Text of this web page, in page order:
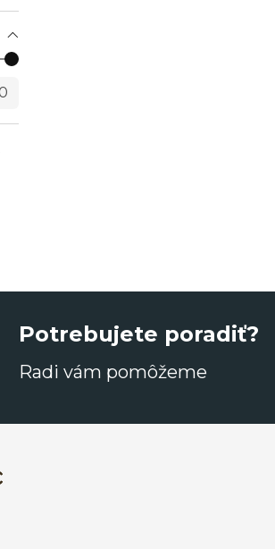
Potrebujete poradiť?
Radi vám pomôžeme